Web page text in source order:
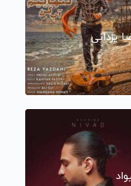
یزدانی